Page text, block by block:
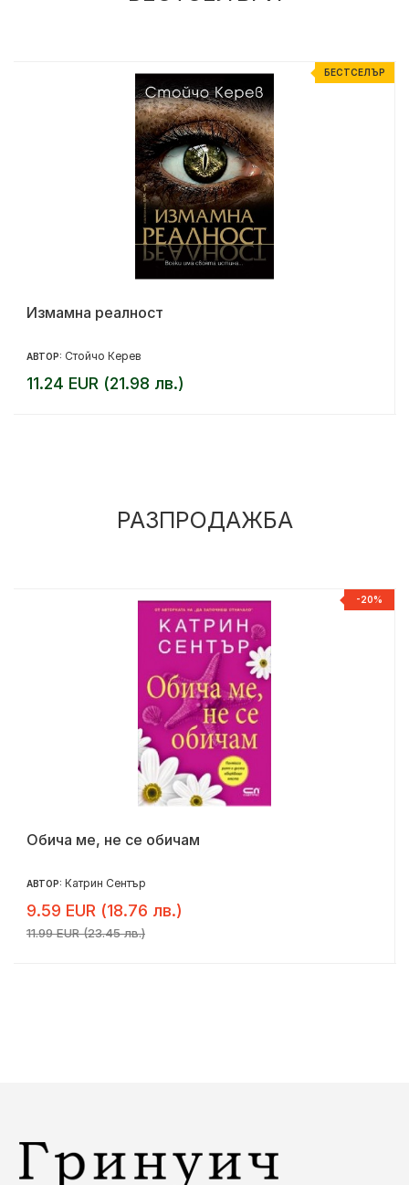
БЕСТСЕЛЪР
Измамна реалност
АВТОР: Стойчо Керев
11.24 EUR (21.98 лв.)
РАЗПРОДАЖБА
-20%
Обича ме, не се обичам
АВТОР: Катрин Сентър
9.59 EUR (18.76 лв.)
11.99 EUR (23.45 лв.)